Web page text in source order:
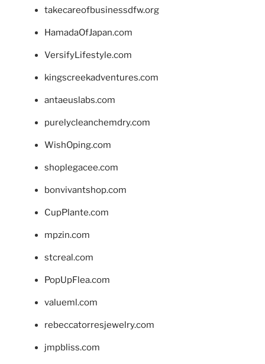
takecareofbusinessdfw.org
HamadaOfJapan.com
VersifyLifestyle.com
kingscreekadventures.com
antaeuslabs.com
purelycleanchemdry.com
WishOping.com
shoplegacee.com
bonvivantshop.com
CupPlante.com
mpzin.com
stcreal.com
PopUpFlea.com
valueml.com
rebeccatorresjewelry.com
jmpbliss.com